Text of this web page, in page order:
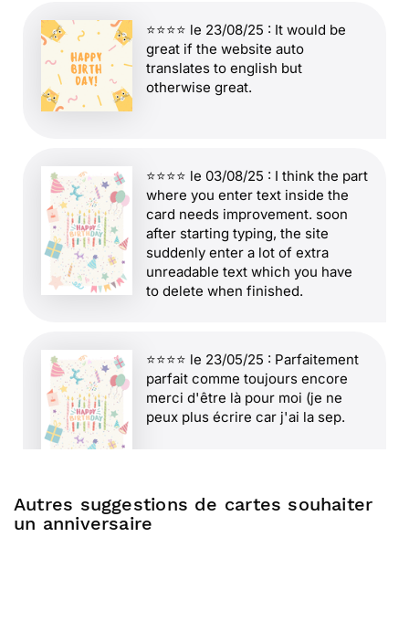
⭐⭐⭐⭐ le 23/08/25 : It would be
great if the website auto
translates to english but
otherwise great.
⭐⭐⭐⭐ le 03/08/25 : I think the part
where you enter text inside the
card needs improvement. soon
after starting typing, the site
suddenly enter a lot of extra
unreadable text which you have
to delete when finished.
⭐⭐⭐⭐ le 23/05/25 : Parfaitement
parfait comme toujours encore
merci d'être là pour moi (je ne
peux plus écrire car j'ai la sep.
Autres suggestions de cartes souhaiter
un anniversaire